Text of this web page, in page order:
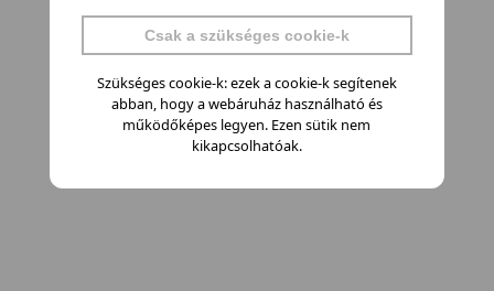
Csak a szükséges cookie-k
Szükséges cookie-k: ezek a cookie-k segítenek
abban, hogy a webáruház használható és
működőképes legyen. Ezen sütik nem
kikapcsolhatóak.